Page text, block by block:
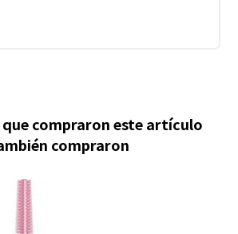
compraron este artículo
compraron